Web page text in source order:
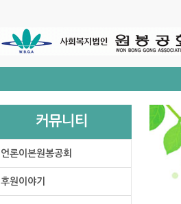
커뮤니티
언론이본원봉공회
후원이야기